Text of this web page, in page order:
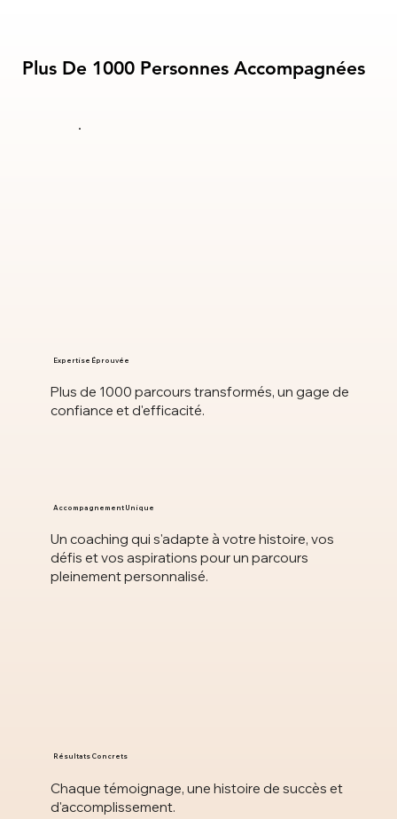
Plus De 1000 Personnes Accompagnées
Plus De 1000 Personnes Accompagnées
Plus de 1000 parcours transformés, un gage de
confiance et d'efficacité.
Expertise Éprouvée
Un coaching qui s'adapte à votre histoire, vos
défis et vos aspirations pour un parcours
pleinement personnalisé.
Accompagnement Unique
Chaque témoignage, une histoire de succès et
d'accomplissement.
Résultats Concrets